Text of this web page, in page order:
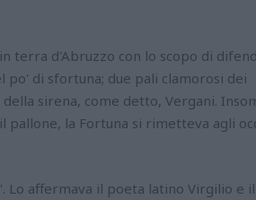
terra d'Abruzzo con lo scopo di
po' di sfortuna; due pali clamorosi dei
sirena, come detto, Vergani.
la Fortuna si rimetteva agli
Lo affermava il poeta latino Virgilio e il